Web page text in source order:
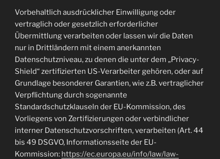
Vorbehaltlich ausdrücklicher Einwilligung oder
vertraglich oder gesetzlich erforderlicher
Übermittlung verarbeiten oder lassen wir die Daten
nur in Drittländern mit einem anerkannten
Datenschutzniveau, zu denen die unter dem „Privacy-
Shield“ zertifizierten US-Verarbeiter gehören, oder auf
Grundlage besonderer Garantien, wie z.B. vertraglicher
Verpflichtung durch sogenannte
Standardschutzklauseln der EU-Kommission, des
Vorliegens von Zertifizierungen oder verbindlicher
interner Datenschutzvorschriften, verarbeiten (Art. 44
bis 49 DSGVO, Informationsseite der EU-
Kommission: https://ec.europa.eu/info/law/law-